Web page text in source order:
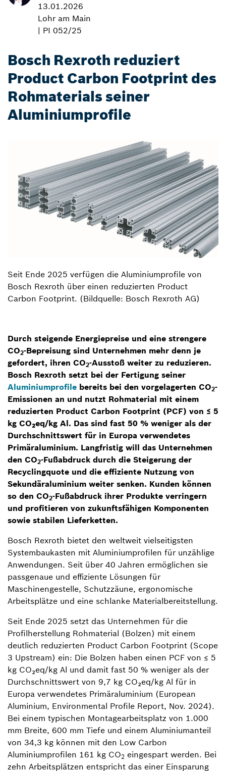
13.01.2026
Lohr am Main
| PI 052/25
Bosch Rexroth reduziert
Product Carbon Footprint des
Rohmaterials seiner
Aluminiumprofile
Seit Ende 2025 verfügen die Aluminiumprofile von
Bosch Rexroth über einen reduzierten Product
Carbon Footprint. (Bildquelle: Bosch Rexroth AG)
Durch steigende Energiepreise und eine strengere
CO2-Bepreisung sind Unternehmen mehr denn je
gefordert, ihren CO2-Ausstoß weiter zu reduzieren.
Bosch Rexroth setzt bei der Fertigung seiner
Aluminiumprofile bereits bei den vorgelagerten CO2-
Emissionen an und nutzt Rohmaterial mit einem
reduzierten Product Carbon Footprint (PCF) von ≤ 5
kg CO₂eq/kg Al. Das sind fast 50 % weniger als der
Durchschnittswert für in Europa verwendetes
Primäraluminium. Langfristig will das Unternehmen
den CO2-Fußabdruck durch die Steigerung der
Recyclingquote und die effiziente Nutzung von
Sekundäraluminium weiter senken. Kunden können
so den CO2-Fußabdruck ihrer Produkte verringern
und profitieren von zukunftsfähigen Komponenten
sowie stabilen Lieferketten.
Bosch Rexroth bietet den weltweit vielseitigsten
Systembaukasten mit Aluminiumprofilen für unzählige
Anwendungen. Seit über 40 Jahren ermöglichen sie
passgenaue und effiziente Lösungen für
Maschinengestelle, Schutzzäune, ergonomische
Arbeitsplätze und eine schlanke Materialbereitstellung.
Seit Ende 2025 setzt das Unternehmen für die
Profilherstellung Rohmaterial (Bolzen) mit einem
deutlich reduzierten Product Carbon Footprint (Scope
3 Upstream) ein: Die Bolzen haben einen PCF von ≤ 5
kg CO₂eq/kg Al und damit fast 50 % weniger als der
Durchschnittswert von 9,7 kg CO₂eq/kg Al für in
Europa verwendetes Primäraluminium (European
Aluminium, Environmental Profile Report, Nov. 2024).
Bei einem typischen Montagearbeitsplatz von 1.000
mm Breite, 600 mm Tiefe und einem Aluminiumanteil
von 34,3 kg können mit den Low Carbon
Aluminiumprofilen 161 kg CO2 eingespart werden. Bei
zehn Arbeitsplätzen entspricht das einer Einsparung